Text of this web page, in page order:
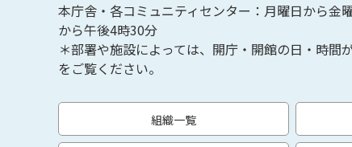
本庁舎・各コミュニティセンター：月曜日から金
から午後4時30分
＊部署や施設によっては、開庁・開館の日・時間
をご覧ください。
組織一覧